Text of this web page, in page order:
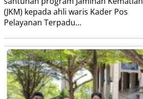
(JKM) kepada ahli waris Kader Pos
Pelayanan Terpadu…